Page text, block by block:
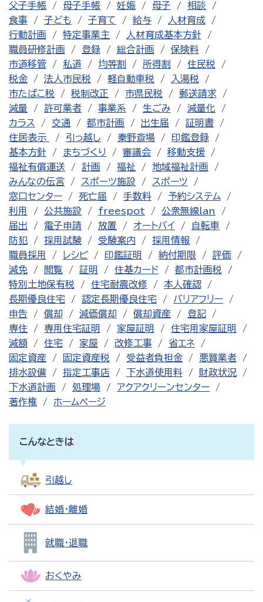
父子手帳
母子手帳 妊娠 母子
相談
食事
子ども 子育て 給与
人材育成
行動計画
特定事業主
人材育成基本方針
職員研修計画
登録 総合計画
保険料
市道移管
私道 均等割 所得割
住民税
税金
法人市民税 軽自動車税
入湯税
市たばこ税
税制改正 市県民税
郵送請求
減量
許可業者 事業系 生ごみ
減量化
カラス
交通 都市計画 出生届
証明書
住居表示
引っ越し 秦野斎場
印鑑登録
基本方針
まちづくり 審議会
移動支援
福祉有償運送
計画 福祉
地域福祉計画
みんなの伝言
スポーツ施設
スポーツ
窓口センター
死亡届 手数料
予約システム
利用
公共施設 freespot
公衆無線lan
届出
電子申請 放置 オートバイ
自転車
防犯
採用試験 受験案内
採用情報
職員採用
レシピ 印鑑証明 納付期限
評価
減免
閲覧 証明 住基カード
都市計画税
特別土地保有税
住宅耐震改修
本人確認
長期優良住宅
認定長期優良住宅
バリアフリー
申告
償却 減価償却 償却資産
登記
専住
専用住宅証明 家屋証明
住宅用家屋証明
減額
住宅 家屋 改修工事
省エネ
固定資産
固定資産税 受益者負担金
悪質業者
排水設備
指定工事店 下水道使用料
財政状況
下水道計画
処理場
アクアクリーンセンター
著作権
ホームページ
こんなときは
引越し
結婚・離婚
就職・退職
おくやみ